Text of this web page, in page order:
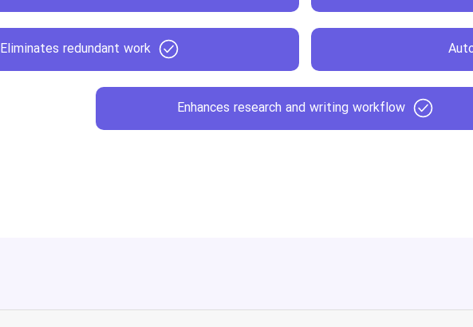
Eliminates redundant work
Enhances research and writing workflow